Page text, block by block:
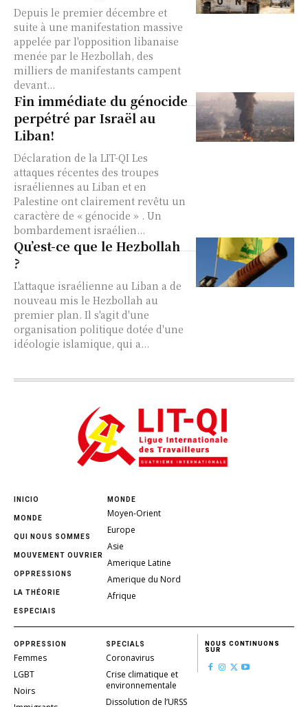
Depuis le premier décembre et
suite à une manifestation massive
appelée par l'opposition libanaise
menée par le Hezbollah, des
milliers de manifestants campent
devant...
Fin immédiate du génocide
perpétré par Israël au
Liban!
Déclaration de la LIT-QI Les
attaques récentes des troupes
israéliennes au Liban et en
Palestine ont clairement revêtu un
caractère de « génocide » . Un
bombardement israélien...
Qu’est-ce que le Hezbollah
?
L'attaque israélienne au Liban a de
nouveau mis le Hezbollah au
premier plan. Il s'agit d'une
organisation politique dotée d'une
idéologie islamique, qui a...
INICIO
MONDE
QUI NOUS SOMMES
MOUVEMENT OUVRIER
OPPRESSIONS
LA THÉORIE
ESPECIAIS
MONDE
Moyen-Orient
Europe
Asie
Amerique Latine
Amerique du Nord
Afrique
OPPRESSION
Femmes
LGBT
Noirs
SPECIALS
Coronavirus
Crise climatique et
environnementale
Dissolution de l’URSS
NOUS CONTINUONS
SUR